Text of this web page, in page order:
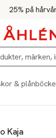
25% på
medlemmar -
&
Kaja